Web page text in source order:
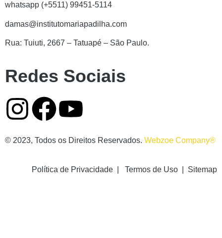
whatsapp (+5511) 99451-5114
damas@institutomariapadilha.com
Rua: Tuiuti, 2667 – Tatuapé – São Paulo.
Redes Sociais
© 2023, Todos os Direitos Reservados. Webzoe Company®️
Política de Privacidade | Termos de Uso | Sitemap